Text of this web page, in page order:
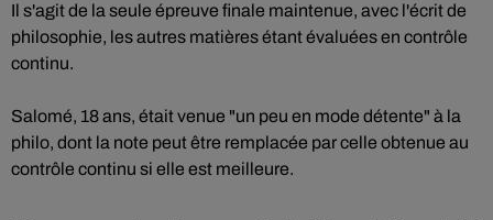
Il s'agit de la seule épreuve finale maintenue, avec l'écrit de
philosophie, les autres matières étant évaluées en contrôle
continu.
Salomé, 18 ans, était venue "un peu en mode détente" à la
philo, dont la note peut être remplacée par celle obtenue au
contrôle continu si elle est meilleure.